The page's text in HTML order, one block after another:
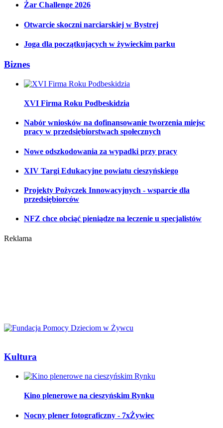
Żar Challenge 2026
Otwarcie skoczni narciarskiej w Bystrej
Joga dla początkujących w żywieckim parku
Biznes
XVI Firma Roku Podbeskidzia
Nabór wniosków na dofinansowanie tworzenia miejsc
pracy w przedsiębiorstwach społecznych
Nowe odszkodowania za wypadki przy pracy
XIV Targi Edukacyjne powiatu cieszyńskiego
Projekty Pożyczek Innowacyjnych - wsparcie dla
przedsiębiorców
NFZ chce obciąć pieniądze na leczenie u specjalistów
Reklama
Kultura
Kino plenerowe na cieszyńskim Rynku
Nocny plener fotograficzny - 7xŻywiec